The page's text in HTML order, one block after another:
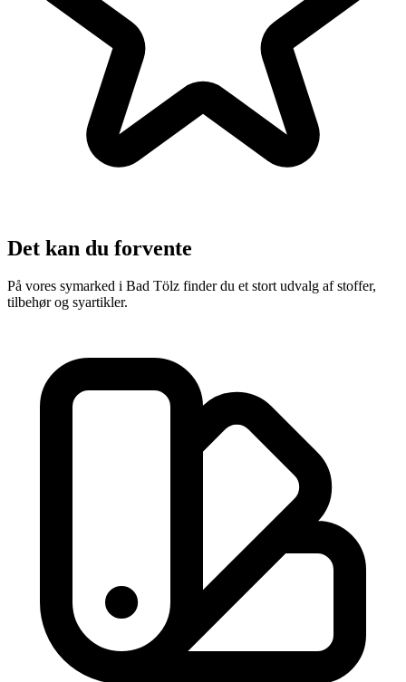
Det kan du forvente
På vores symarked i Bad Tölz finder du et stort udvalg af stoffer,
tilbehør og syartikler.